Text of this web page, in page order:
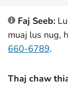
Faj Seeb:
muaj lus nug,
660-6789.
Thaj chaw